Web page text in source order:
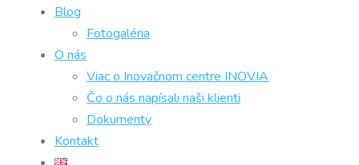
Blog
Fotogaléria
O nás
Viac o Inovačnom centre INOVIA
Čo o nás napísali naši klienti
Dokumenty
Kontakt